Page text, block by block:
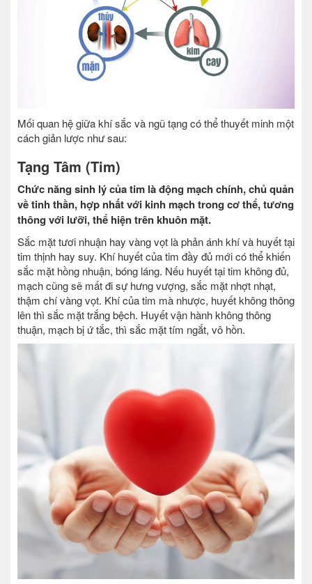
Mối quan hệ giữa khí sắc và ngũ tạng có thể thuyết minh một
cách giản lược như sau:
Tạng Tâm (Tim)
Chức năng sinh lý của tim là động mạch chính, chủ quản
về tinh thần, hợp nhất với kinh mạch trong cơ thể, tương
thông với lưỡi, thể hiện trên khuôn mặt.
Sắc mặt tươi nhuận hay vàng vọt là phản ánh khí và huyết tại
tim thịnh hay suy. Khí huyết của tim đầy đủ mới có thể khiến
sắc mặt hồng nhuận, bóng láng. Nếu huyết tại tim không đủ,
mạch cũng sẽ mất đi sự hưng vượng, sắc mặt nhợt nhạt,
thậm chí vàng vọt. Khí của tim mà nhược, huyết không thông
lên thì sắc mặt trắng bệch. Huyết vận hành không thông
thuận, mạch bị ứ tắc, thì sắc mặt tím ngắt, vô hồn.